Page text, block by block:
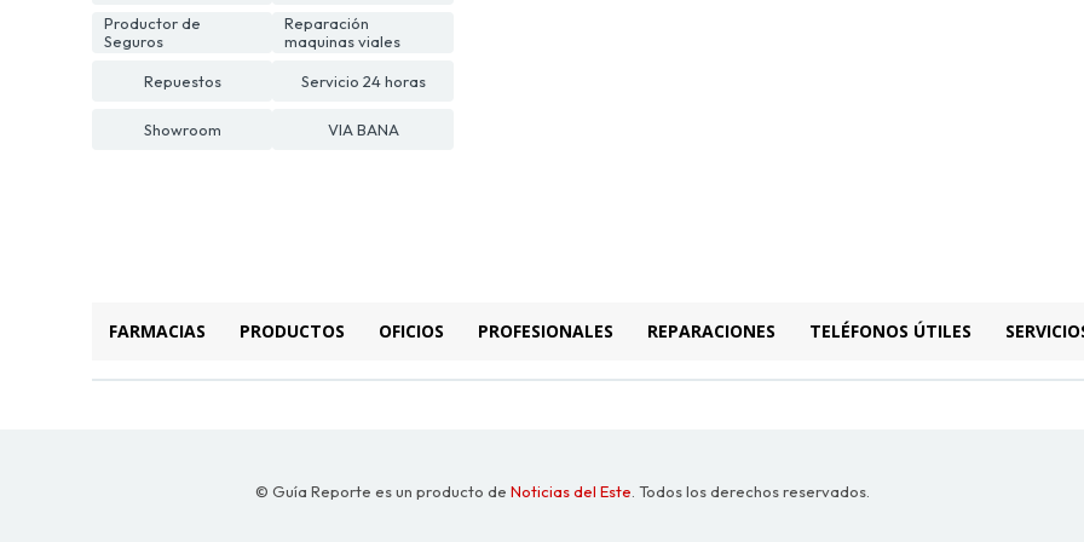
Productor de
Seguros
Reparación
maquinas viales
Repuestos Servicio 24 horas
Showroom VIA BANA
FARMACIAS PRODUCTOS OFICIOS PROFESIONALES REPARACIONES TELÉFONOS ÚTILES
© Guía Reporte es un producto deNoticias del Este . Todos los derechos reservados.